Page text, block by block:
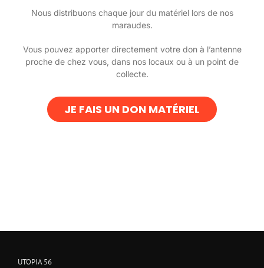
Nous distribuons chaque jour du matériel lors de nos
maraudes.
Vous pouvez apporter directement votre don à l’antenne
proche de chez vous, dans nos locaux ou à un point de
collecte.
JE FAIS UN DON MATÉRIEL
UTOPIA 56